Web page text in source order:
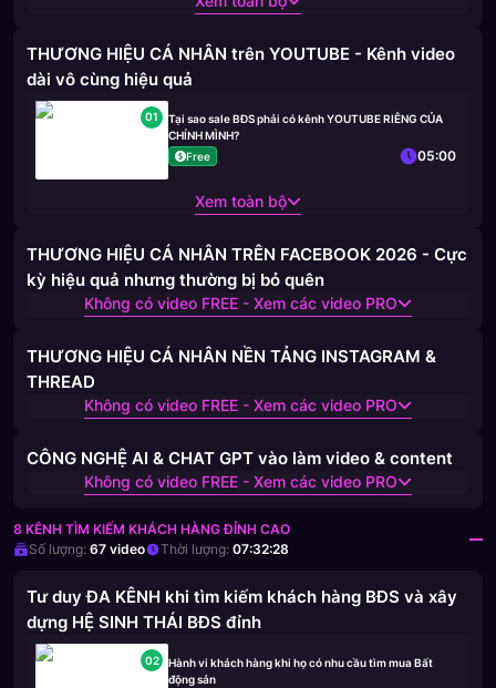
THƯƠNG HIỆU CÁ NHÂN trên YOUTUBE - Kênh video
dài vô cùng hiệu quả
01
Tại sao sale BĐS phải có kênh YOUTUBE RIÊNG CỦA
CHÍNH MÌNH?
Free
05:00
Xem toàn bộ
THƯƠNG HIỆU CÁ NHÂN TRÊN FACEBOOK 2026 - Cực
kỳ hiệu quả nhưng thường bị bỏ quên
Không có video FREE - Xem các video PRO
THƯƠNG HIỆU CÁ NHÂN NỀN TẢNG INSTAGRAM &
THREAD
Không có video FREE - Xem các video PRO
CÔNG NGHỆ AI & CHAT GPT vào làm video & content
Không có video FREE - Xem các video PRO
8 KÊNH TÌM KIẾM KHÁCH HÀNG ĐỈNH CAO
Số lượng: 67 video Thời lượng: 07:32:28
Tư duy ĐA KÊNH khi tìm kiếm khách hàng BĐS và xây
dựng HỆ SINH THÁI BĐS đỉnh
02
Hành vi khách hàng khi họ có nhu cầu tìm mua Bất
động sản